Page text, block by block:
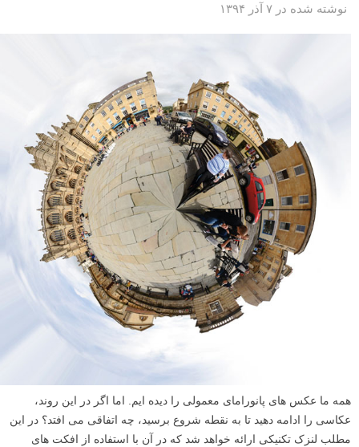
نوشته شده در ۷ آذر ۱۳۹۴
همه ما عکس های پانورامای معمولی را دیده ایم. اما اگر در این روند،
عکاسی را ادامه دهید تا به نقطه شروع برسید، چه اتفاقی می افتد؟ در این
مطلب لنزک تکنیکی ارائه خواهد شد که در آن با استفاده از افکت های